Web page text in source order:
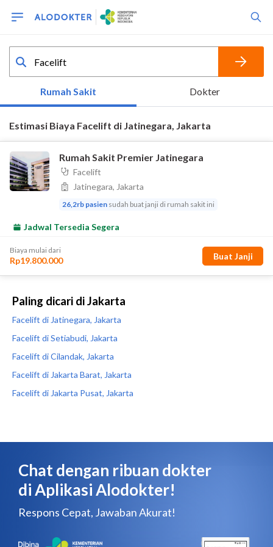
Paling dicari di Jakarta
Facelift di Jatinegara, Jakarta
Facelift di Setiabudi, Jakarta
Facelift di Cilandak, Jakarta
Facelift di Jakarta Barat, Jakarta
Facelift di Jakarta Pusat, Jakarta